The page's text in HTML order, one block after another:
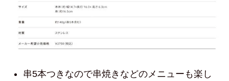
串5本つきなので串焼きなどのメニューも楽し